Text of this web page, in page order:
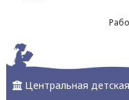
Центральная